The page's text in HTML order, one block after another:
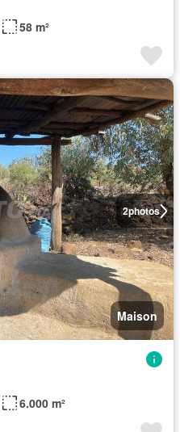
58 m²
2photos
Maison
6.000 m²